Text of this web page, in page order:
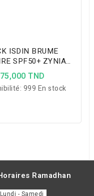
ISDIN BRUME
SPF50+ ZYNIA
PARFUME SUBLIME
75,000 TND
999 En stock
Ramadhan
Lundi - Samedi